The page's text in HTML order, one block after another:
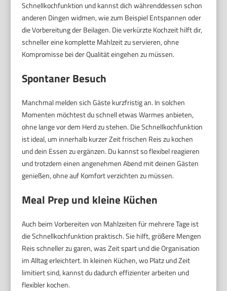
Schnellkochfunktion und kannst dich währenddessen schon
anderen Dingen widmen, wie zum Beispiel Entspannen oder
die Vorbereitung der Beilagen. Die verkürzte Kochzeit hilft dir,
schneller eine komplette Mahlzeit zu servieren, ohne
Kompromisse bei der Qualität eingehen zu müssen.
Spontaner Besuch
Manchmal melden sich Gäste kurzfristig an. In solchen
Momenten möchtest du schnell etwas Warmes anbieten,
ohne lange vor dem Herd zu stehen. Die Schnellkochfunktion
ist ideal, um innerhalb kurzer Zeit frischen Reis zu kochen
und dein Essen zu ergänzen. Du kannst so flexibel reagieren
und trotzdem einen angenehmen Abend mit deinen Gästen
genießen, ohne auf Komfort verzichten zu müssen.
Meal Prep und kleine Küchen
Auch beim Vorbereiten von Mahlzeiten für mehrere Tage ist
die Schnellkochfunktion praktisch. Sie hilft, größere Mengen
Reis schneller zu garen, was Zeit spart und die Organisation
im Alltag erleichtert. In kleinen Küchen, wo Platz und Zeit
limitiert sind, kannst du dadurch effizienter arbeiten und
flexibler kochen.